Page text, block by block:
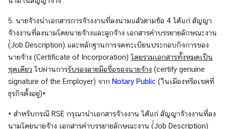
s
u
l
a
r
A
f
a
5. นายจ้างนำเอกสารการจ้างงานที่ลงนามแล้วตามข้อ 4 ได้แก่ สัญญา
จ้างงานที่ลงนามโดยนายจ้างและลูกจ้าง เอกสารคำบรรยายลักษณะงาน
(๋Job Description) และหลักฐานการจดทะเบียนประกอบกิจการของ
นายจ้าง (Certificate of Incorporation) โดยรวมเอกสารทั้งหมดเป็น
ชุดเดียว ไปผ่านการรับรองลายมือชื่อของนายจ้าง (certify genuine
signature of the Employer) จาก Notary Public (ในเมืองหรือเขตที่
ธุรกิจตั้งอยู่)*
* สำหรับกรณี RSE กรุณานำเอกสารจ้างงาน ได้แก่ สัญญาจ้างงานที่ลง
นามโดยนายจ้าง เอกสารคำบรรยายลักษณะงาน (๋Job Description)